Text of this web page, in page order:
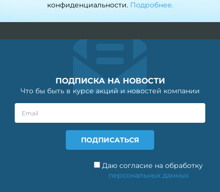
конфиденциальности. Подробнее.
ПОДПИСКА НА НОВОСТИ
Что бы быть в курсе акций и новостей компании
Даю согласие на обработку
персональных данных